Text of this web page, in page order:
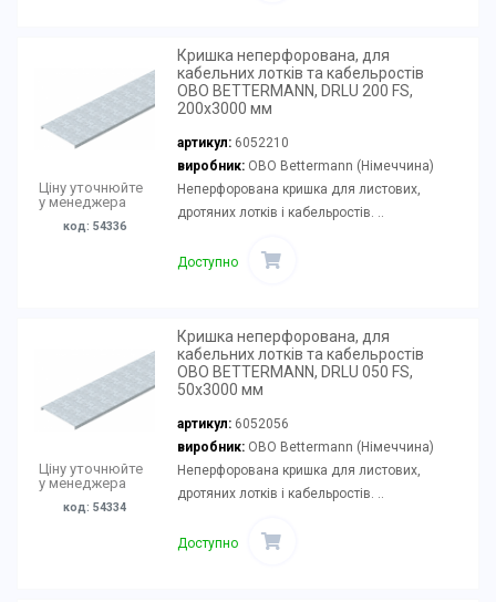
Ціну уточнюйте
у менеджера
код: 54336
Кришка неперфорована, для
кабельних лотків та кабельростів
OBO BETTERMANN, DRLU 200 FS,
200х3000 мм
артикул: 6052210
виробник:OBO Bettermann (Німеччина)
Неперфорована кришка для листових,
дротяних лотків і кабельростів. ..
Доступно
Ціну уточнюйте
у менеджера
код: 54334
Кришка неперфорована, для
кабельних лотків та кабельростів
OBO BETTERMANN, DRLU 050 FS,
50х3000 мм
артикул: 6052056
виробник:OBO Bettermann (Німеччина)
Неперфорована кришка для листових,
дротяних лотків і кабельростів. ..
Доступно